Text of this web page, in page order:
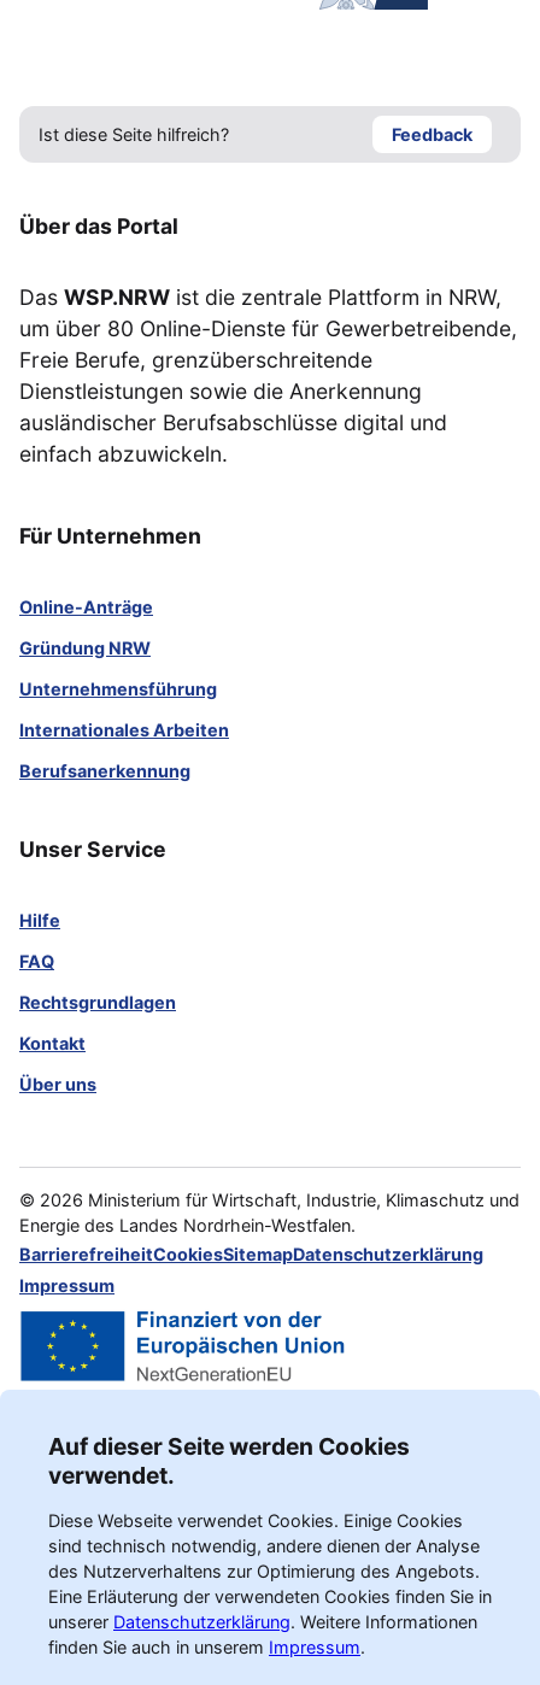
Ist diese Seite hilfreich? Feedback
Über das Portal
Das WSP.NRW ist die zentrale Plattform in NRW,
um über 80 Online-Dienste für Gewerbetreibende,
Freie Berufe, grenzüberschreitende
Dienstleistungen sowie die Anerkennung
ausländischer Berufsabschlüsse digital und
einfach abzuwickeln.
Für Unternehmen
Online-Anträge
Gründung NRW
Unternehmensführung
Internationales Arbeiten
Berufsanerkennung
Unser Service
Hilfe
FAQ
Rechtsgrundlagen
Kontakt
Über uns
© 2026 Ministerium für Wirtschaft, Industrie, Klimaschutz und
Energie des Landes Nordrhein-Westfalen.
BarrierefreiheitCookiesSitemapDatenschutzerklärung
Impressum
Auf dieser Seite werden Cookies
verwendet.
Diese Webseite verwendet Cookies. Einige Cookies
sind technisch notwendig, andere dienen der Analyse
des Nutzerverhaltens zur Optimierung des Angebots.
Eine Erläuterung der verwendeten Cookies finden Sie in
unserer Datenschutzerklärung. Weitere Informationen
finden Sie auch in unserem Impressum.